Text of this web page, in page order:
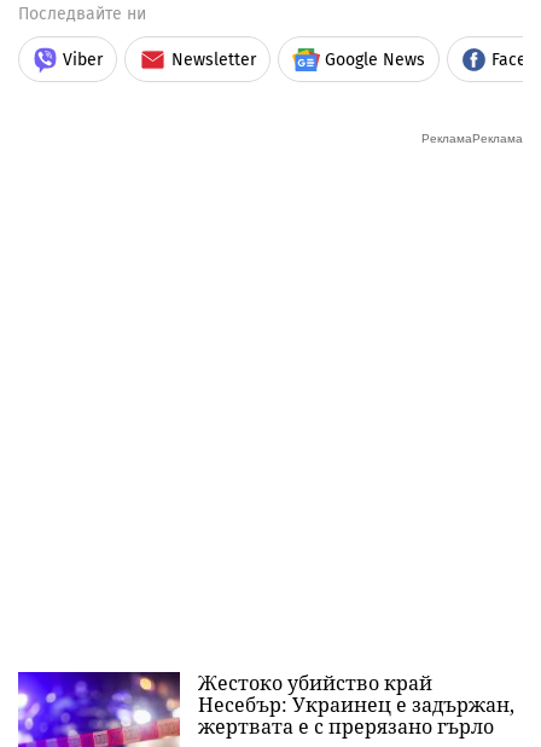
Последвайте ни
Viber Newsletter Google News
Жестоко убийство край
Несебър: Украинец е задържан,
жертвата е с прерязано гърло